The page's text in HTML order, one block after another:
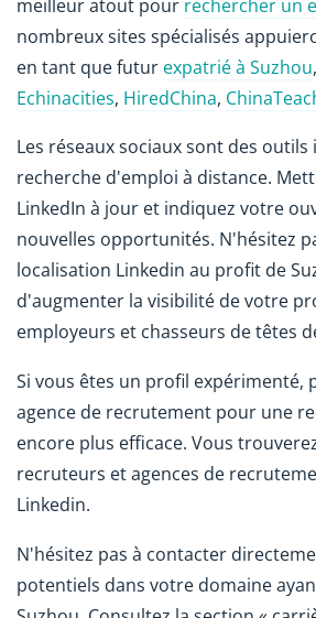
meilleur atout pour rechercher un
nombreux sites spécialisés
en tant que futur expatrié à Suzhou
Echinacities, HiredChina,
Les réseaux sociaux sont des
recherche d'emploi à distance.
LinkedIn à jour et indiquez votre
nouvelles opportunités. N'hésitez
localisation Linkedin au profit de
d'augmenter la visibilité de votre
employeurs et chasseurs de têtes
Si vous êtes un profil expérimenté,
agence de recrutement pour une
encore plus efficace. Vous
recruteurs et agences de
Linkedin.
N'hésitez pas à contacter
potentiels dans votre domaine